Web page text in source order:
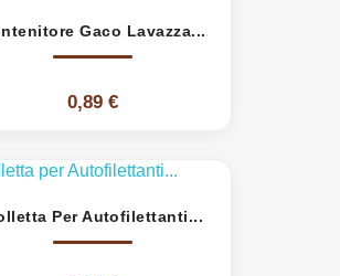
Gaco Lavazza...
0,89 €
Per Autofilettanti...